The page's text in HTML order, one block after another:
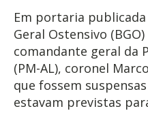
Em portaria
Geral Ostensivo
comandante geral da
(PM-AL), coronel
que fossem
estavam previstas